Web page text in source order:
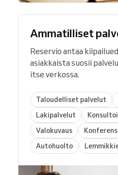
Ammatilliset
Reservio antaa
asiakkaista suosii
itse verkossa.
Taloudelliset palvelut
Lakipalvelut
Valokuvaus
Autohuolto